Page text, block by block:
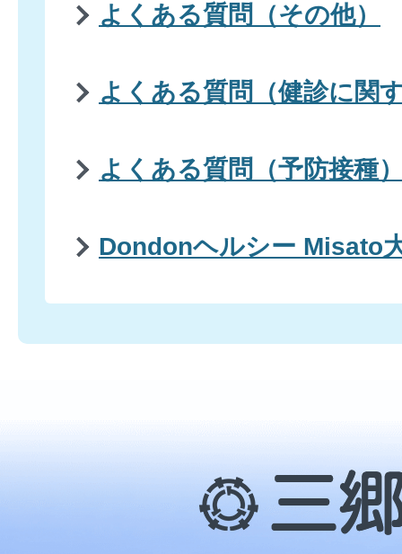
よくある質問（その他）
よくある質問（健診に関
よくある質問（予防接種
Dondonヘルシー Misato
三
郷